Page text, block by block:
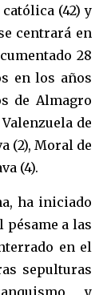
(42) y
centrará en
28
en los años
de Almagro
de
(2), Moral de
(4).
ha iniciado
a las
en el
sepulturas
y